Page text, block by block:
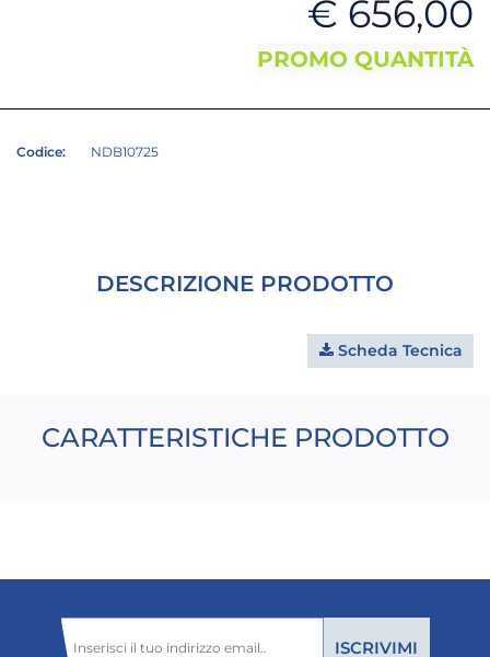
€ 656,00
PROMO QUANTITÀ
Codice: NDB10725
DESCRIZIONE PRODOTTO
Scheda Tecnica
CARATTERISTICHE PRODOTTO